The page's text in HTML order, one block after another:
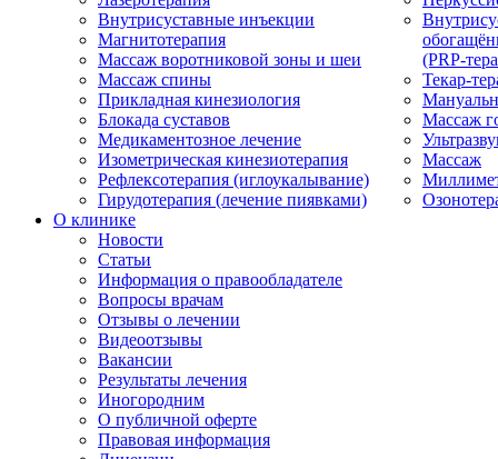
Внутрисуставные инъекции
Магнитотерапия
Массаж воротниковой зоны и шеи
Массаж спины
Прикладная кинезиология
Блокада суставов
Медикаментозное лечение
Изометрическая кинезиотерапия
Рефлексотерапия (иглоукалывание)
Гирудотерапия (лечение пиявками)
(PRP-
Текар-
Массаж
Массаж
О клинике
Новости
Статьи
Информация о правообладателе
Вопросы врачам
Отзывы о лечении
Видеоотзывы
Вакансии
Результаты лечения
Иногородним
О публичной оферте
Правовая информация